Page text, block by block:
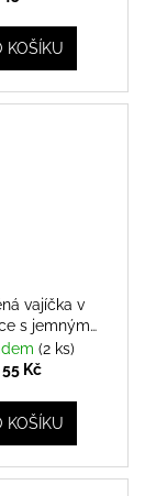
KOŠÍKU
vajíčka v
s jemným
– něžná
dekorace
(2 ks)
55 Kč
KOŠÍKU